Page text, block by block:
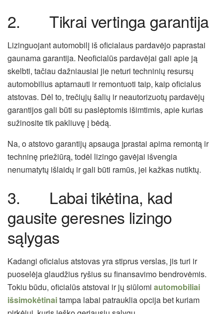
2. Tikrai vertinga garantija
Lizinguojant automobilį iš oficialaus pardavėjo paprastai
gaunama garantija. Neoficialūs pardavėjai gali apie ją
skelbti, tačiau dažniausiai jie neturi techninių resursų
automobilius aptarnauti ir remontuoti taip, kaip oficialus
atstovas. Dėl to, trečiųjų šalių ir neautorizuotų pardavėjų
garantijos gali būti su paslėptomis išimtimis, apie kurias
sužinosite tik pakliuvę į bėdą.
Na, o atstovo garantijų apsauga įprastai apima remontą ir
techninę priežiūrą, todėl lizingo gavėjai išvengia
nenumatytų išlaidų ir gali būti ramūs, jei kažkas nutiktų.
3. Labai tikėtina, kad
gausite geresnes lizingo
sąlygas
Kadangi oficialus atstovas yra stiprus verslas, jis turi ir
puoselėja glaudžius ryšius su finansavimo bendrovėmis.
Tokiu būdu, oficialūs atstovai ir jų siūlomi automobiliai
išsimokėtinaitampa labai patrauklia opcija bet kuriam